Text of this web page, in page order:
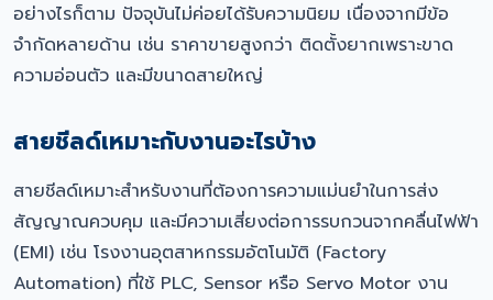
อย่างไรก็ตาม ปัจจุบันไม่ค่อยได้รับความนิยม เนื่องจากมีข้อ
จำกัดหลายด้าน เช่น ราคาขายสูงกว่า ติดตั้งยากเพราะขาด
ความอ่อนตัว และมีขนาดสายใหญ่
สายชีลด์เหมาะกับงานอะไรบ้าง
สายชีลด์เหมาะสำหรับงานที่ต้องการความแม่นยำในการส่ง
สัญญาณควบคุม และมีความเสี่ยงต่อการรบกวนจากคลื่นไฟฟ้า
(EMI) เช่น โรงงานอุตสาหกรรมอัตโนมัติ (Factory
Automation) ที่ใช้ PLC, Sensor หรือ Servo Motor งาน